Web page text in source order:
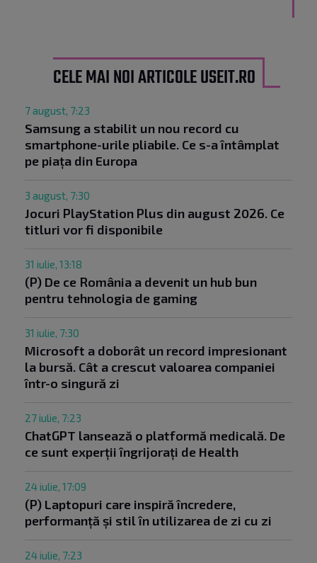
CELE MAI NOI ARTICOLE USEIT.RO
7 august, 7:23
Samsung a stabilit un nou record cu
smartphone-urile pliabile. Ce s-a întâmplat
pe piața din Europa
3 august, 7:30
Jocuri PlayStation Plus din august 2026. Ce
titluri vor fi disponibile
31 iulie, 13:18
(P) De ce România a devenit un hub bun
pentru tehnologia de gaming
31 iulie, 7:30
Microsoft a doborât un record impresionant
la bursă. Cât a crescut valoarea companiei
într-o singură zi
27 iulie, 7:23
ChatGPT lansează o platformă medicală. De
ce sunt experții îngrijorați de Health
24 iulie, 17:09
(P) Laptopuri care inspiră încredere,
performanță și stil în utilizarea de zi cu zi
24 iulie, 7:23